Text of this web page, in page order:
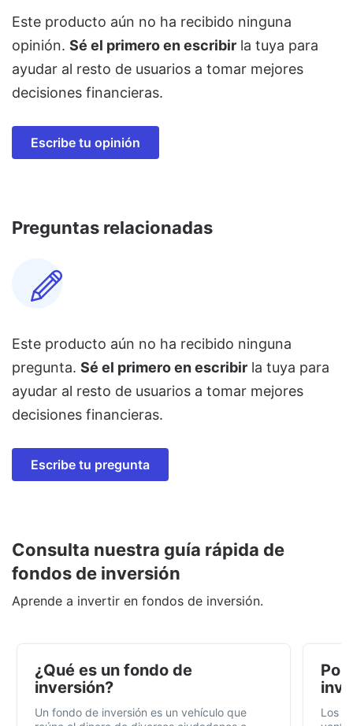
Este producto aún no ha recibido ninguna
opinión. Sé el primero en escribir la tuya para
ayudar al resto de usuarios a tomar mejores
decisiones financieras.
Escribe tu opinión
Preguntas relacionadas
Este producto aún no ha recibido ninguna
pregunta. Sé el primero en escribir la tuya para
ayudar al resto de usuarios a tomar mejores
decisiones financieras.
Escribe tu pregunta
Consulta nuestra guía rápida de
fondos de inversión
Aprende a invertir en fondos de inversión.
¿Qué es un fondo de
inversión?
Un fondo de inversión es un vehículo que
Por
Los